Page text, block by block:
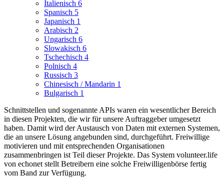
Italienisch 6
Spanisch 5
Japanisch 1
Arabisch 2
Ungarisch 6
Slowakisch 6
Tschechisch 4
Polnisch 4
Russisch 3
Chinesisch / Mandarin 1
Bulgarisch 1
Schnittstellen und sogenannte APIs waren ein wesentlicher Bereich
in diesen Projekten, die wir für unsere Auftraggeber umgesetzt
haben. Damit wird der Austausch von Daten mit externen Systemen,
die an unsere Lösung angebunden sind, durchgeführt. Freiwillige
motivieren und mit entsprechenden Organisationen
zusammenbringen ist Teil dieser Projekte. Das System volunteer.life
von echonet stellt Betreibern eine solche Freiwilligenbörse fertig
vom Band zur Verfügung.